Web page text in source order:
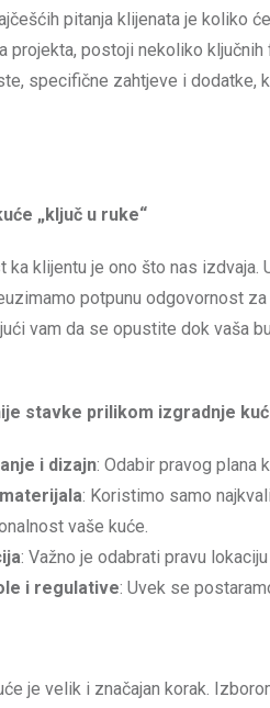
pitanja klijenata je koliko
projekta, postoji nekoliko ključnih
specifične zahtjeve i dodatke,
„ključ u ruke“
ka klijentu je ono što nas izdvaja.
potpunu odgovornost
vam da se opustite dok vaša
stavke prilikom izgradnje
i dizajn: Odabir pravog plana
: Koristimo samo
vaše kuće.
: Važno je odabrati pravu
i regulative: Uvek se
je velik i značajan korak.